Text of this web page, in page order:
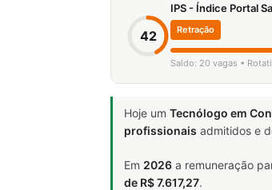
42
IPS - Índice Portal
Retração
Saldo: 20 vagas •
Hoje um Tecnólogo em
profissionais admitidos e
Em 2026 a remuneração
de R$ 7.617,27.